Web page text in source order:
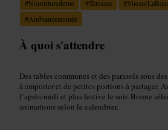
#Nourriturederue #Terrasse #
#Ambianceanimée
À quoi s'attendre
Des tables communes et des parasols sous
à emporter et de petites portions à partager.
l’après‑midi et plus festive le soir. Bonne
animations selon le calendrier.